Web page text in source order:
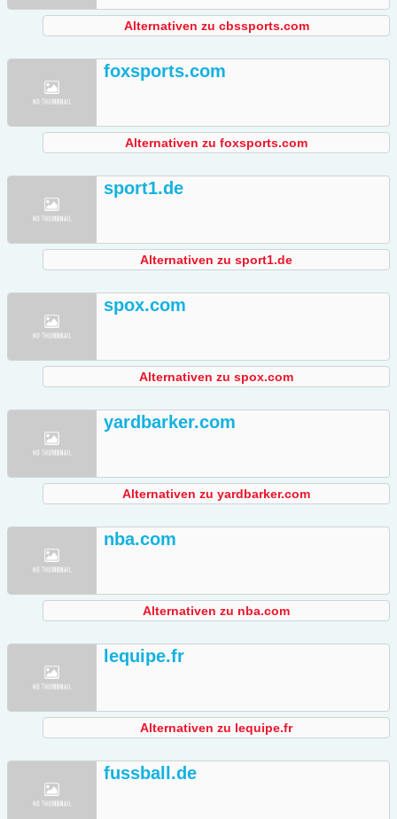
Alternativen zu cbssports.com
foxsports.com
Alternativen zu foxsports.com
sport1.de
Alternativen zu sport1.de
spox.com
Alternativen zu spox.com
yardbarker.com
Alternativen zu yardbarker.com
nba.com
Alternativen zu nba.com
lequipe.fr
Alternativen zu lequipe.fr
fussball.de